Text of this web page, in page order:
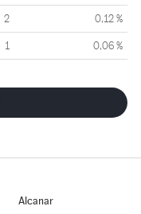
2 0,12 %
1 0,06 %
Alcanar